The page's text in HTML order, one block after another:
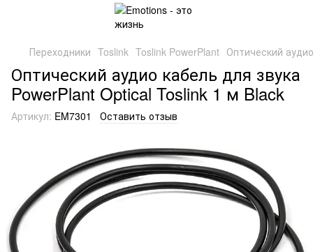
Переходники Toslink Toslink PowerPlant Оптический
Оптический аудио кабель для звука
PowerPlant Optical Toslink 1 м Black
Артикул: EM7301 Оставить отзыв